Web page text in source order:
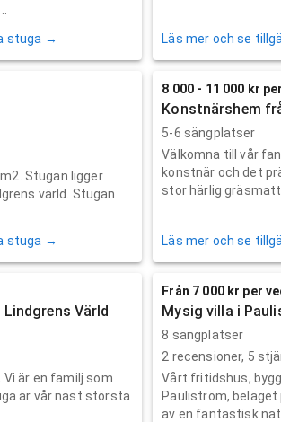
stuga →
Läs mer och se
Stugan ligger
värld. Stugan
stuga →
8 000 - 11 000 kr
Konstnärshem
5-6 sängplatser
Välkomna till vår
konstnär och det
stor härlig
Läs mer och se
Värld
Vi är en familj som
är vår näst största
Från 7 000 kr per
Mysig villa i
8 sängplatser
2 recensioner, 5
Vårt fritidshus,
Pauliström,
av en fantastisk